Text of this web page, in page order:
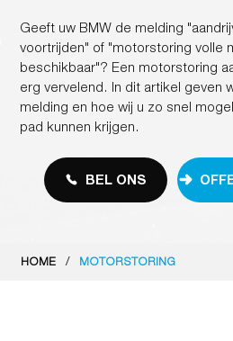
Geeft uw BMW de melding
voortrijden" of "motorstoring volle
beschikbaar"? Een motorstoring
erg vervelend. In dit artikel geven
melding en hoe wij u zo snel
pad kunnen krijgen.
BEL ONS
HOME / MOTORSTORING